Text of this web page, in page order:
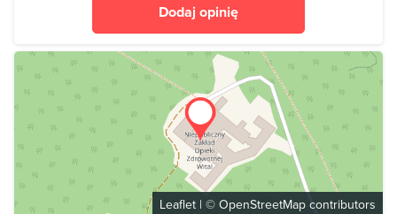
Dodaj opinię
Leaflet | © OpenStreetMap contributors